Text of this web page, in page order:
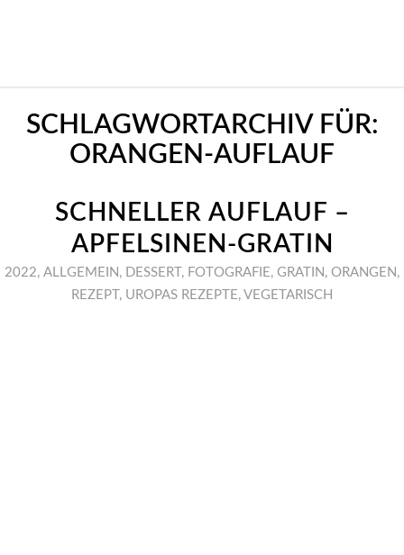
SCHLAGWORTARCHIV FÜR:
ORANGEN-AUFLAUF
SCHNELLER AUFLAUF –
APFELSINEN-GRATIN
2022, ALLGEMEIN , DESSERT , FOTOGRAFIE, GRATIN , ORANGEN ,
REZEPT , UROPAS REZEPTE, VEGETARISCH